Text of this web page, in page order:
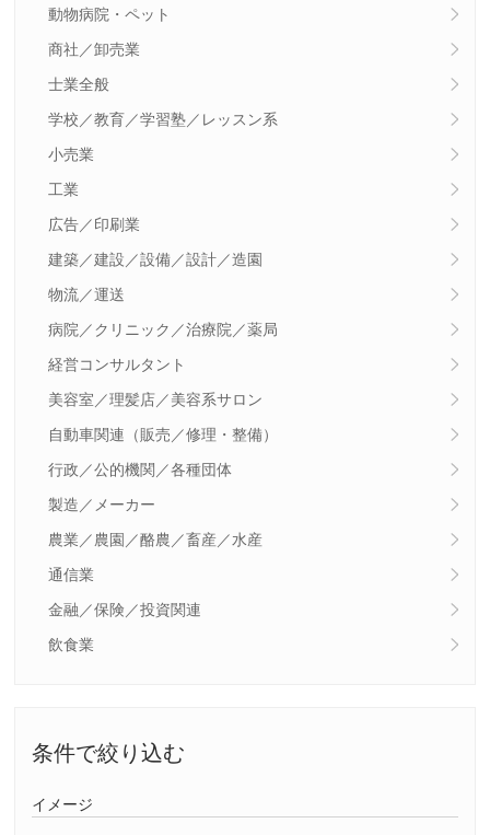
動物病院・ペット
商社／卸売業
士業全般
学校／教育／学習塾／レッスン系
小売業
工業
広告／印刷業
建築／建設／設備／設計／造園
物流／運送
病院／クリニック／治療院／薬局
経営コンサルタント
美容室／理髪店／美容系サロン
自動車関連（販売／修理・整備）
行政／公的機関／各種団体
製造／メーカー
農業／農園／酪農／畜産／水産
通信業
金融／保険／投資関連
飲食業
条件で絞り込む
イメージ